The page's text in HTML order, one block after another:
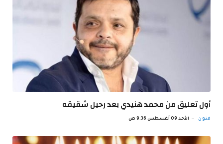
أول تعليق من محمد هنيدي بعد رحيل شقيقه
فنون الأحد 09 أغسطس 9:36 ص